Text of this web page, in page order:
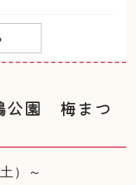
公園 梅まつ
）～